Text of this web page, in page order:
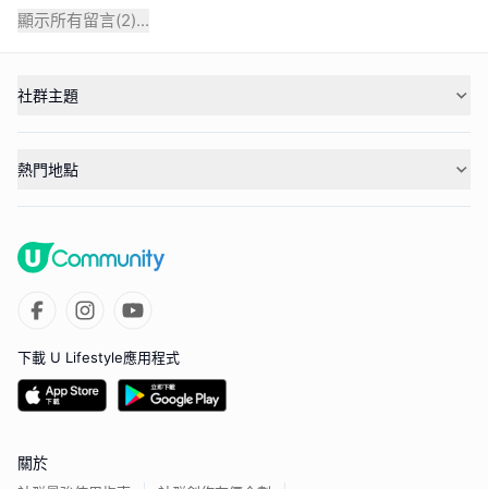
顯示所有留言(2)...
社群主題
熱門地點
下載 U Lifestyle應用程式
關於